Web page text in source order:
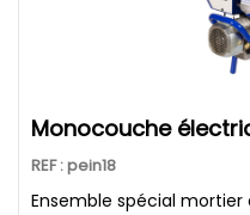
Monocouche
REF : pein18
Ensemble spécial